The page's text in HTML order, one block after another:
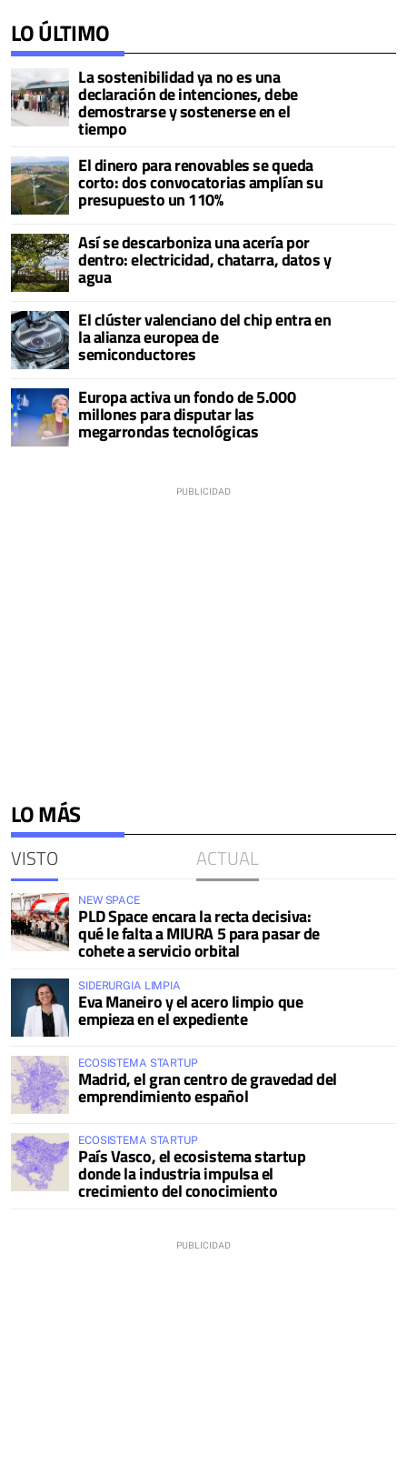
LO ÚLTIMO
La sostenibilidad ya no es una
declaración de intenciones, debe
demostrarse y sostenerse en el
tiempo
El dinero para renovables se queda
corto: dos convocatorias amplían su
presupuesto un 110%
Así se descarboniza una acería por
dentro: electricidad, chatarra, datos y
agua
El clúster valenciano del chip entra en
la alianza europea de
semiconductores
Europa activa un fondo de 5.000
millones para disputar las
megarrondas tecnológicas
LO MÁS
VISTO ACTUAL
NEW SPACE
PLD Space encara la recta decisiva:
qué le falta a MIURA 5 para pasar de
cohete a servicio orbital
SIDERURGIA LIMPIA
Eva Maneiro y el acero limpio que
empieza en el expediente
ECOSISTEMA STARTUP
Madrid, el gran centro de gravedad del
emprendimiento español
ECOSISTEMA STARTUP
País Vasco, el ecosistema startup
donde la industria impulsa el
crecimiento del conocimiento